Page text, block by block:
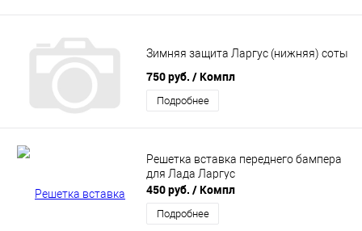
Зимняя защита Ларгус (нижняя) соты
750 руб. / Компл
Подробнее
Решетка вставка переднего бампера
для Лада Ларгус
450 руб. / Компл
Подробнее